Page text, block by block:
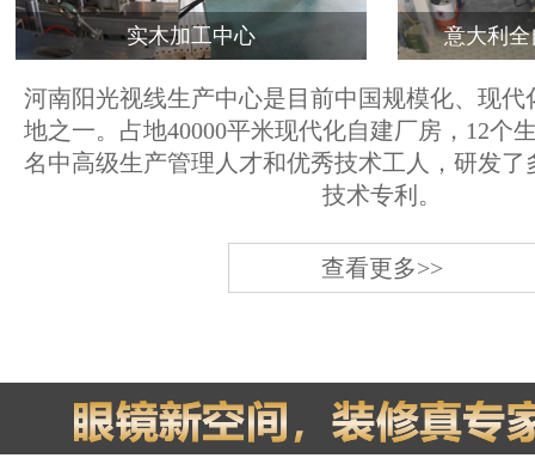
实木加工中心 意大利
河南阳光视线生产中心是目前中国规模化、现代
地之一。占地40000平米现代化自建厂房，12个
名中高级生产管理人才和优秀技术工人，研发了
技术专利。
查看更多>>